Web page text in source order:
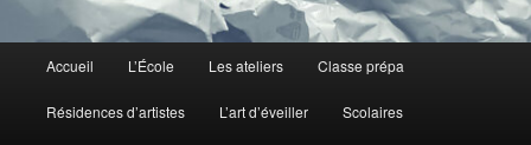
principal
Accueil L’École Les ateliers Classe prépa
Résidences d’artistes L’art d’éveiller Scolaires